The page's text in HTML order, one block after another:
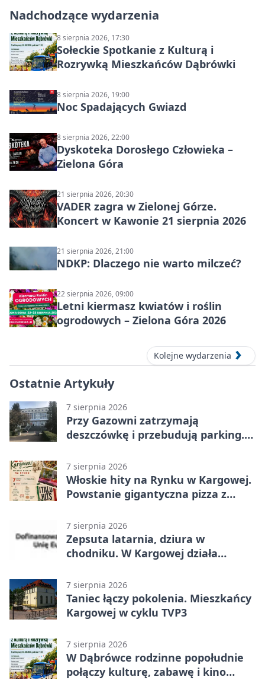
Nadchodzące wydarzenia
8 sierpnia 2026, 17:30
Sołeckie Spotkanie z Kulturą i
Rozrywką Mieszkańców Dąbrówki
8 sierpnia 2026, 19:00
Noc Spadających Gwiazd
8 sierpnia 2026, 22:00
Dyskoteka Dorosłego Człowieka –
Zielona Góra
21 sierpnia 2026, 20:30
VADER zagra w Zielonej Górze.
Koncert w Kawonie 21 sierpnia 2026
21 sierpnia 2026, 21:00
NDKP: Dlaczego nie warto milczeć?
22 sierpnia 2026, 09:00
Letni kiermasz kwiatów i roślin
ogrodowych – Zielona Góra 2026
Kolejne wydarzenia
Ostatnie Artykuły
7 sierpnia 2026
Przy Gazowni zatrzymają
deszczówkę i przebudują parking.
7 sierpnia 2026
Włoskie hity na Rynku w Kargowej.
Powstanie gigantyczna pizza z
7 sierpnia 2026
Zepsuta latarnia, dziura w
chodniku. W Kargowej działa
7 sierpnia 2026
Taniec łączy pokolenia. Mieszkańcy
Kargowej w cyklu TVP3
7 sierpnia 2026
W Dąbrówce rodzinne popołudnie
połączy kulturę, zabawę i kino